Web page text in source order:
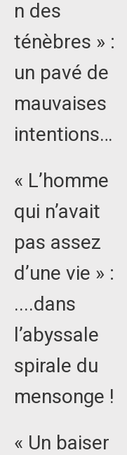
n des
ténèbres » :
un pavé de
mauvaises
intentions…
« L’homme
qui n’avait
pas assez
d’une vie » :
....dans
l’abyssale
spirale du
mensonge !
« Un baiser